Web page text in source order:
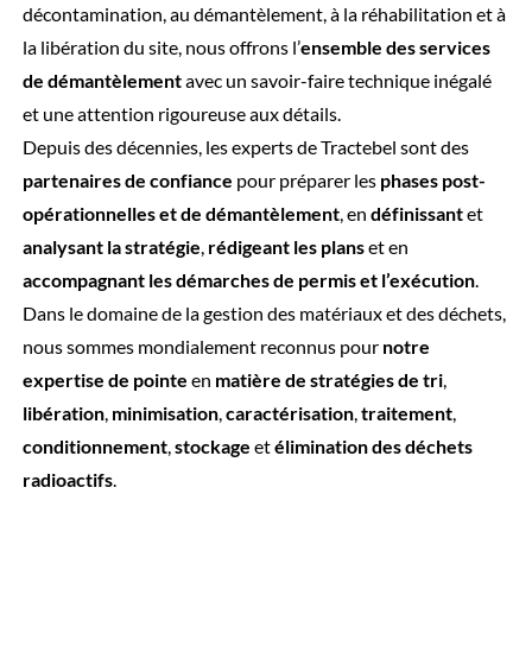
décontamination, au démantèlement, à la réhabilitation et à
la libération du site, nous offrons l’ensemble des services
de démantèlementavec un savoir-faire technique inégalé
et une attention rigoureuse aux détails.
Depuis des décennies, les experts de Tractebel sont des
partenaires de confiance pour préparer les phases post-
opérationnelles et de démantèlement, en définissantet
analysant la stratégie, rédigeant les planset en
accompagnant les démarches de permis et l’exécution.
Dans le domaine de la gestion des matériaux et des déchets,
nous sommes mondialement reconnus pour notre
expertise de pointe en matière de stratégies de tri,
libération, minimisation,caractérisation,traitement,
conditionnement,stockage etéliminationdes déchets
radioactifs.